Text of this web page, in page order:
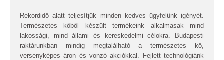
Rekordidő alatt teljesítjük minden kedves ügyfelünk igényét.
Természetes kőből készült termékeink alkalmasak mind
lakossági, mind állami és kereskedelmi célokra. Budapesti
raktárunkban mindig megtalálható a természetes kő,
versenyképes áron és vonzó akciókkal. Fejlett technológiánk